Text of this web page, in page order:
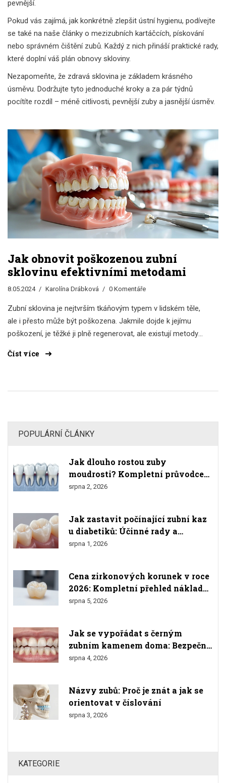
pevnější.
Pokud vás zajímá, jak konkrétně zlepšit ústní hygienu, podívejte
se také na naše články o mezizubních kartáčcích, pískování
nebo správném čištění zubů. Každý z nich přináší praktické rady,
které doplní váš plán obnovy skloviny.
Nezapomeňte, že zdravá sklovina je základem krásného
úsměvu. Dodržujte tyto jednoduché kroky a za pár týdnů
pocítíte rozdíl – méně citlivosti, pevnější zuby a jasnější úsměv.
Jak obnovit poškozenou zubní
sklovinu efektivními metodami
8.05.2024 Karolína Drábková 0 Komentáře
Zubní sklovina je nejtvrším tkáňovým typem v lidském těle,
ale i přesto může být poškozena. Jakmile dojde k jejímu
poškození, je těžké ji plně regenerovat, ale existují metody,
různé přístupy k obnově zubní skloviny, od fluoridových
Číst více
POPULÁRNÍ ČLÁNKY
Jak dlouho rostou zuby
moudrosti? Kompletní průvodce
růstem, bolestmi a odstraněním
srpna 2, 2026
Jak zastavit počínající zubní kaz
u diabetiků: Účinné rady a
prevence
srpna 1, 2026
Cena zirkonových korunek v roce
2026: Kompletní přehled nákladů
a srovnání
srpna 5, 2026
Jak se vypořádat s černým
zubním kamenem doma: Bezpečné
metody a varování
srpna 4, 2026
Názvy zubů: Proč je znát a jak se
orientovat v číslování
srpna 3, 2026
KATEGORIE